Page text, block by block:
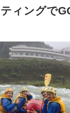
ィングで